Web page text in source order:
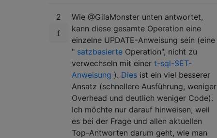
2
Wie @GilaMonster unten antwortet,
kann diese gesamte Operation eine
einzelne UPDATE-Anweisung sein (eine
" satzbasierte Operation", nicht zu
verwechseln mit einer t-sql-SET-
Anweisung ). Dies ist ein viel besserer
Ansatz (schnellere Ausführung, weniger
Overhead und deutlich weniger Code).
Ich möchte nur darauf hinweisen, weil
es bei der Frage und allen aktuellen
Top-Antworten darum geht, wie man